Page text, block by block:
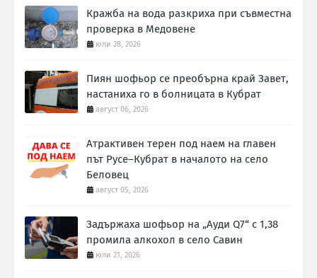
Кражба на вода разкриха при съвместна
проверка в Медовене
юли 28, 2026
Пиян шофьор се преобърна край Завет,
настаниха го в болницата в Кубрат
август 06, 2026
Атрактивен терен под наем на главен
път Русе–Кубрат в началото на село
Беловец
август 05, 2026
Задържаха шофьор на „Ауди Q7“ с 1,38
промила алкохол в село Савин
юли 21, 2026